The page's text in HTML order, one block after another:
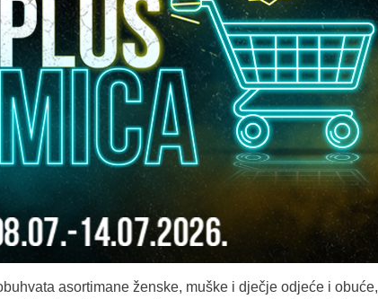
asortimane ženske, muške i dječje odjeće i obuće,